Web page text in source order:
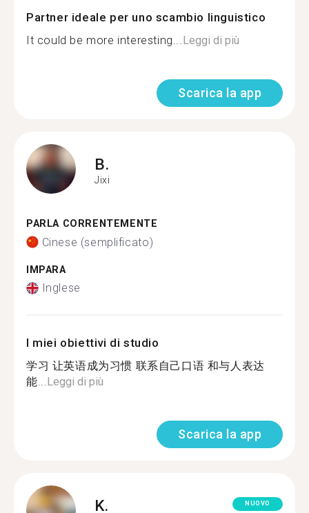
Partner ideale per uno scambio linguistico
It could be more interesting...Leggi di più
Scarica la app
B.
Jixi
PARLA CORRENTEMENTE
Cinese (semplificato)
IMPARA
Inglese
I miei obiettivi di studio
学习 让英语成为习惯 联系自己口语 和与人表达
能...Leggi di più
Scarica la app
K. NUOVO